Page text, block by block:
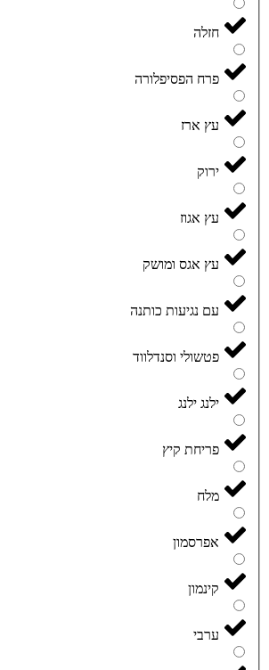
חזלה
פרח הפסיפלורה
עץ ארז
ירוק
עץ אגוז
עץ אגס ומושק
עם נגיעות כותנה
פטשולי וסנדלווד
ילנג ילנג
פריחת קיץ
מלח
אפרסמון
קינמון
ערבי